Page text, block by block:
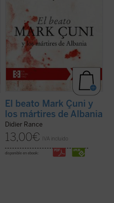
El beato Mark Çuni y
los mártires de Albania
Didier Rance
13,00€ IVA incluido
disponible en ebook: